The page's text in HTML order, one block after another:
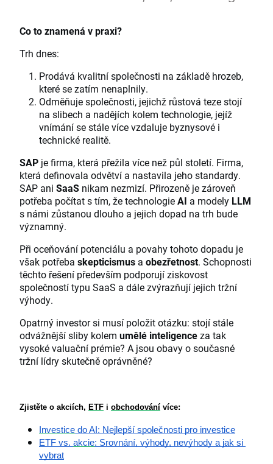
Co to znamená v praxi?
Trh dnes:
Prodává kvalitní společnosti na základě hrozeb,
které se zatím nenaplnily.
Odměňuje společnosti, jejichž růstová teze stojí
na slibech a nadějích kolem technologie, jejíž
vnímání se stále více vzdaluje byznysové i
technické realitě.
SAP je firma, která přežila více než půl století. Firma,
která definovala odvětví a nastavila jeho standardy.
SAP ani SaaS nikam nezmizí. Přirozeně je zároveň
potřeba počítat s tím, že technologieAI a modely LLM
s námi zůstanou dlouho a jejich dopad na trh bude
významný.
Při oceňování potenciálu a povahy tohoto dopadu je
však potřeba skepticismus a obezřetnost. Schopnosti
těchto řešení především podporují ziskovost
společností typu SaaS a dále zvýrazňují jejich tržní
výhody.
Opatrný investor si musí položit otázku: stojí stále
odvážnější sliby kolem umělé inteligenceza tak
vysoké valuační prémie? A jsou obavy o současné
tržní lídry skutečně oprávněné?
Zjistěte o akciích, ETF i obchodování více:
Investice do AI: Nejlepší společnosti pro investice
ETF vs. akcie: Srovnání, výhody, nevýhody a jak si
vybrat